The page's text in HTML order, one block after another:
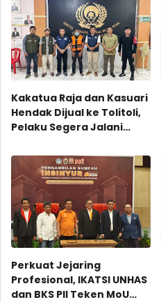
Kakatua Raja dan Kasuari
Hendak Dijual ke Tolitoli,
Pelaku Segera Jalani
Perkuat Jejaring
Profesional, IKATSI UNHAS
dan BKS PII Teken MoU